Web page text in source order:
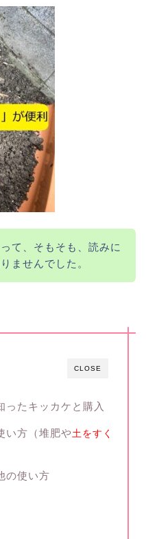
て、そもそも、読みに
ませんでした。
CLOSE
ったキッカケと購入
い方（堆肥や土をすく
の使い方